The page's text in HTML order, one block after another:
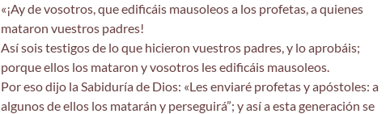
«¡Ay de vosotros, que edificáis mausoleos a los profetas, a quienes
mataron vuestros padres!
Así sois testigos de lo que hicieron vuestros padres, y lo aprobáis;
porque ellos los mataron y vosotros les edificáis mausoleos.
Por eso dijo la Sabiduría de Dios: «Les enviaré profetas y apóstoles: a
algunos de ellos los matarán y perseguirá”; y así a esta generación se